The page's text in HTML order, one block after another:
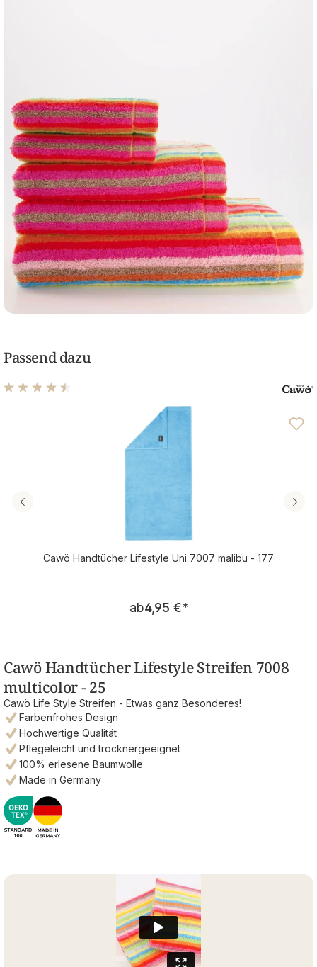
Passend dazu
Durchschnittliche Bewertung von 4.62 von 5 Sternen
Cawö Handtücher Lifestyle Uni 7007 malibu - 177
Regulärer Preis:
ab4,95 €*
Cawö Handtücher Lifestyle Streifen 7008
multicolor - 25
Cawö Life Style Streifen - Etwas ganz Besonderes!
Farbenfrohes Design
Hochwertige Qualität
Pflegeleicht und trocknergeeignet
100% erlesene Baumwolle
Made in Germany